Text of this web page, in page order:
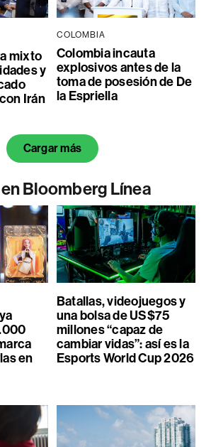
mixto
y
Irán
COLOMBIA
Colombia incauta
explosivos antes de la
toma de posesión de De
la Espriella
Cargar más
Bloomberg Línea
en
Batallas, videojuegos y
una bolsa de US$75
millones “capaz de
cambiar vidas”: así es la
Esports World Cup 2026